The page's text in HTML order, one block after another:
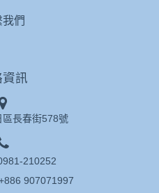
們
訊
長春街578號
210252
907071997